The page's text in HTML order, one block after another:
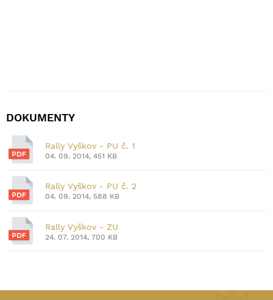
DOKUMENTY
Rally Vyškov - PU č. 1
04. 09. 2014, 451 KB
Rally Vyškov - PU č. 2
04. 09. 2014, 588 KB
Rally Vyškov - ZU
24. 07. 2014, 700 KB